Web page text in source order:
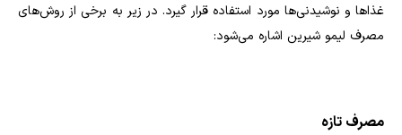
غذاها و نوشیدنی‌ها مورد استفاده قرار گیرد. در زیر به برخی از روش‌های
مصرف لیمو شیرین اشاره می‌شود:
مصرف تازه